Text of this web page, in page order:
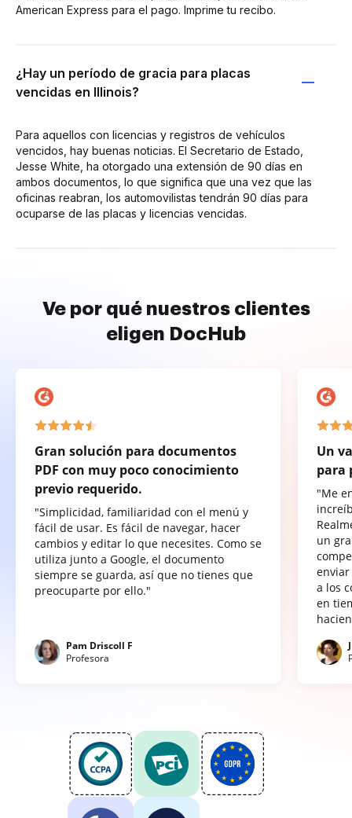
American Express para el pago. Imprime tu recibo.
¿Hay un período de gracia para placas
vencidas en Illinois?
Para aquellos con licencias y registros de vehículos
vencidos, hay buenas noticias. El Secretario de Estado,
Jesse White, ha otorgado una extensión de 90 días en
ambos documentos, lo que significa que una vez que las
oficinas reabran, los automovilistas tendrán 90 días para
ocuparse de las placas y licencias vencidas.
Ve por qué nuestros clientes
eligen DocHub
Gran solución para documentos
PDF con muy poco conocimiento
previo requerido.
"Simplicidad, familiaridad con el menú y
fácil de usar. Es fácil de navegar, hacer
cambios y editar lo que necesites. Como se
utiliza junto a Google, el documento
siempre se guarda, así que no tienes que
preocuparte por ello."
Pam Driscoll F
Profesora
Un
para
"Me
un
a los
en